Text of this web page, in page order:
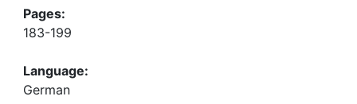
Pages:
183-199
Language:
German